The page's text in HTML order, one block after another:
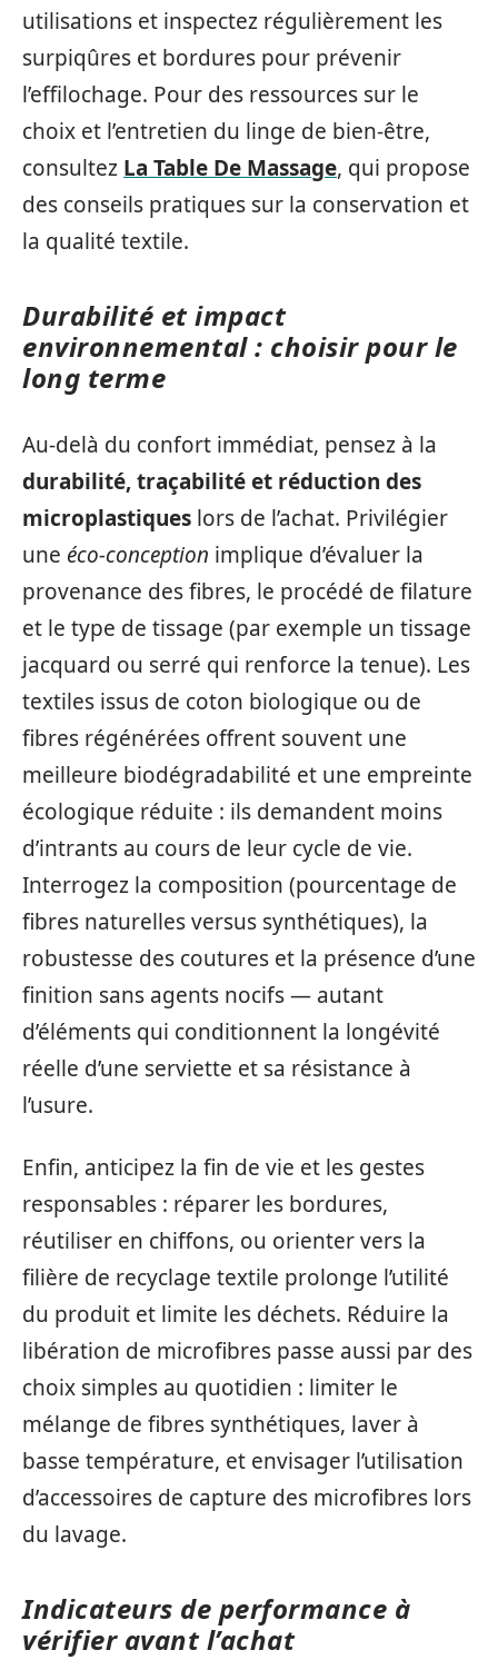
utilisations et inspectez régulièrement les
surpiqûres et bordures pour prévenir
l’effilochage. Pour des ressources sur le
choix et l’entretien du linge de bien-être,
consultez La Table De Massage, qui propose
des conseils pratiques sur la conservation et
la qualité textile.
Durabilité et impact
environnemental : choisir pour le
long terme
Au-delà du confort immédiat, pensez à la
durabilité, traçabilité et réduction des
microplastiques lors de l’achat. Privilégier
une éco-conception implique d’évaluer la
provenance des fibres, le procédé de filature
et le type de tissage (par exemple un tissage
jacquard ou serré qui renforce la tenue). Les
textiles issus de coton biologique ou de
fibres régénérées offrent souvent une
meilleure biodégradabilité et une empreinte
écologique réduite : ils demandent moins
d’intrants au cours de leur cycle de vie.
Interrogez la composition (pourcentage de
fibres naturelles versus synthétiques), la
robustesse des coutures et la présence d’une
finition sans agents nocifs — autant
d’éléments qui conditionnent la longévité
réelle d’une serviette et sa résistance à
l’usure.
Enfin, anticipez la fin de vie et les gestes
responsables : réparer les bordures,
réutiliser en chiffons, ou orienter vers la
filière de recyclage textile prolonge l’utilité
du produit et limite les déchets. Réduire la
libération de microfibres passe aussi par des
choix simples au quotidien : limiter le
mélange de fibres synthétiques, laver à
basse température, et envisager l’utilisation
d’accessoires de capture des microfibres lors
du lavage.
Indicateurs de performance à
vérifier avant l’achat